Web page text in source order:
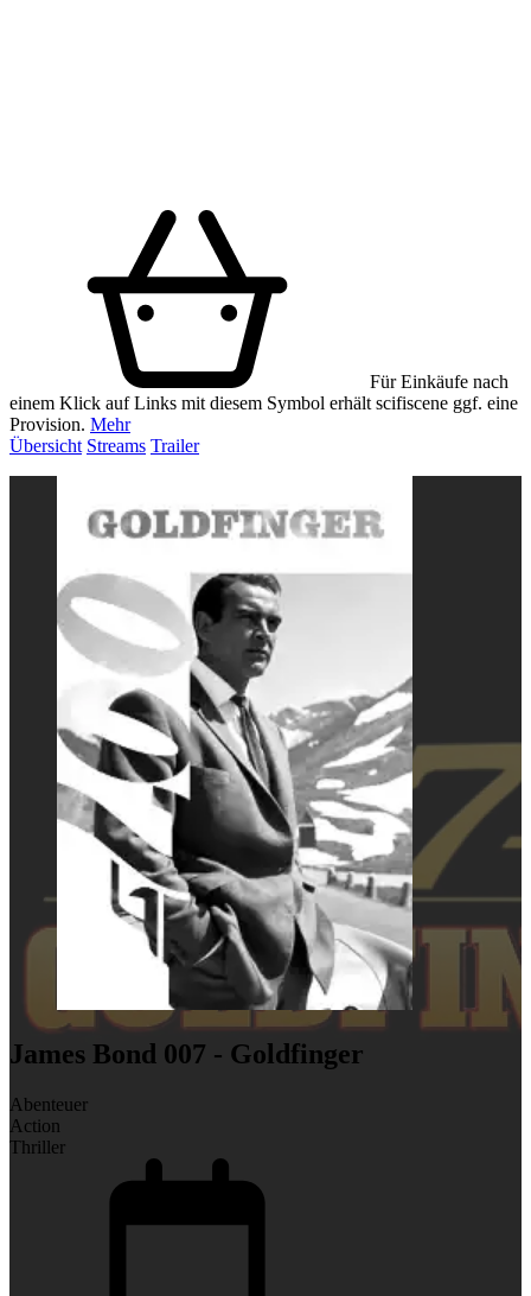
Für Einkäufe nach
einem Klick auf Links mit diesem Symbol erhält scifiscene ggf. eine
Provision. Mehr
Übersicht Streams Trailer
James Bond 007 - Goldfinger
Abenteuer
Action
Thriller